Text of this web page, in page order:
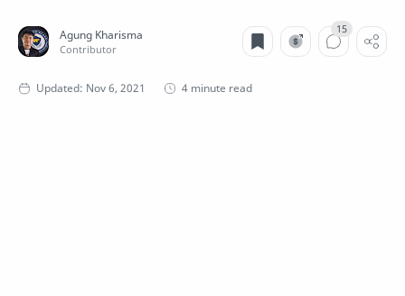
4 minute read